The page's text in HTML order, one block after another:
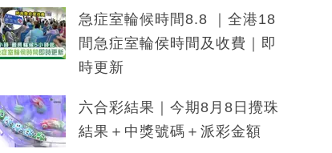
急症室輪候時間8.8 ｜全港18
間急症室輪侯時間及收費｜即
時更新
六合彩結果｜今期8月8日攪珠
結果＋中獎號碼＋派彩金額